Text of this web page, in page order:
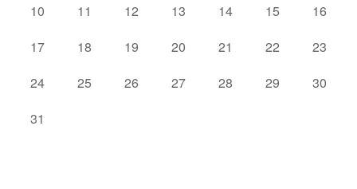
10 11 12 13 14 15
16
17
18 19 20 21 22
23
24
25 26 27 28 29
30
31